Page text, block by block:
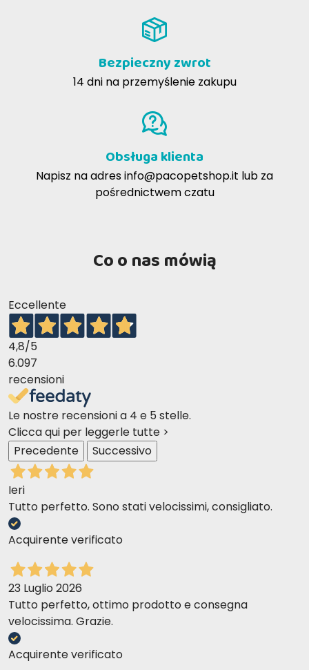
Bezpieczny zwrot
14 dni na przemyślenie zakupu
Obsługa klienta
Napisz na adresinfo@pacopetshop.it lub za
pośrednictwem czatu
Co o nas mówią
Eccellente
4,8/5
6.097
recensioni
Le nostre recensioni a 4 e 5 stelle.
Clicca qui per leggerle tutte >
Precedente
Successivo
Ieri
Tutto perfetto. Sono stati velocissimi, consigliato.
Acquirente verificato
23 Luglio 2026
Tutto perfetto, ottimo prodotto e consegna
velocissima. Grazie.
Acquirente verificato